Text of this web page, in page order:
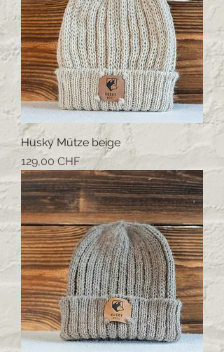
Husky Mütze beige
Prezzo
129,00 CHF